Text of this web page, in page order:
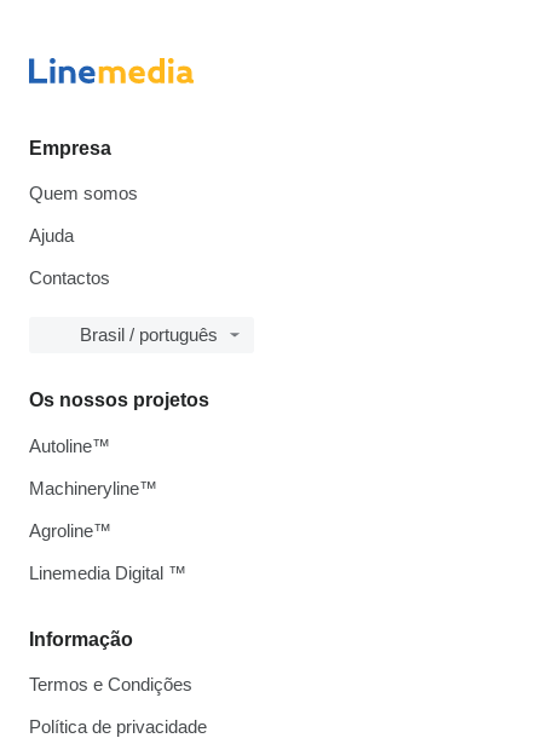
Empresa
Quem somos
Ajuda
Contactos
Brasil / português
Informação
Termos e Condições
Política de privacidade
Os nossos projetos
Autoline™
Machineryline™
Agroline™
Linemedia Digital ™